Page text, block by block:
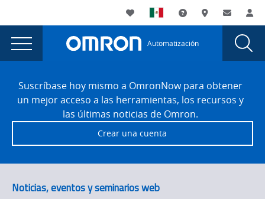
currently
viewing
the
consideraciones
robots
page.
Utility
Navigation
My List Soporte DóndeContacto
Main
Navigation
Automatización
Cinco
consideraciones
para
la
seguridad
de
robots
FooterSuscríbase hoy mismo a OmronNow para obtener
un mejor acceso a las herramientas, los recursos y
las últimas noticias de Omron.
Crear una cuenta
Noticias, eventos y seminarios web